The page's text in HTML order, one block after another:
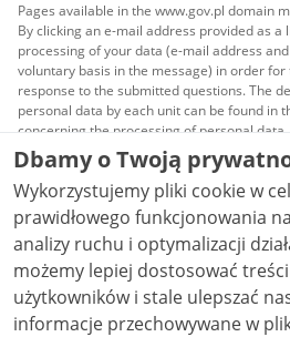
Pages available in the www.gov.pl domain
By clicking an e-mail address provided as a
processing of your data (e-mail address
voluntary basis in the message) in order
response to the submitted questions. The
personal data by each unit can be found in
concerning the processing of personal data.
All content published
Creative Commons
stated otherwise.
Dbamy o Twoją
Wykorzystujemy pliki cookie w
prawidłowego funkcjonowania
analizy ruchu i optymalizacji działania
możemy lepiej dostosować
użytkowników i stale ulepszać nasze
informacje przechowywane w